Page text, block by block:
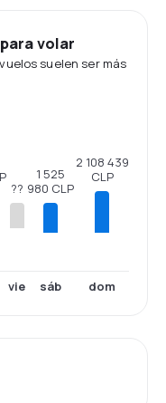
volar
suelen ser más
??
vie
1 525
980 CLP
sáb
2 108 439
CLP
dom